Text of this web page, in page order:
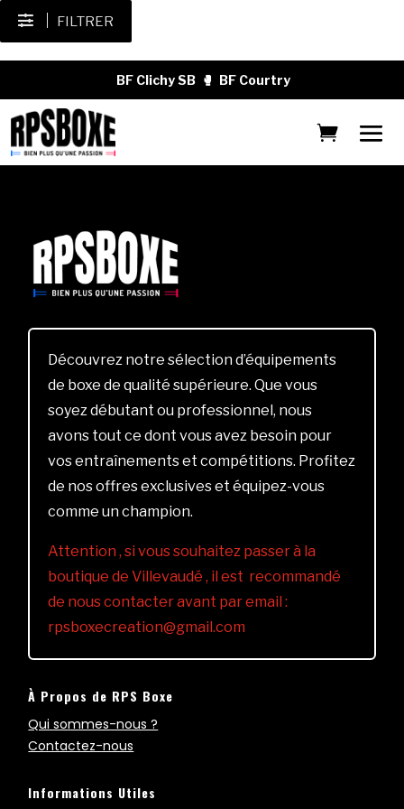
FILTRER
BF Clichy SB 🥊 BF Courtry
Découvrez notre sélection d’équipements
de boxe de qualité supérieure. Que vous
soyez débutant ou professionnel, nous
avons tout ce dont vous avez besoin pour
vos entraînements et compétitions. Profitez
de nos offres exclusives et équipez-vous
comme un champion.
Attention , si vous souhaitez passer à la
boutique de Villevaudé , il est recommandé
de nous contacter avant par email :
rpsboxecreation@gmail.com
À Propos de RPS Boxe
Qui sommes-nous ?
Contactez-nous
Informations Utiles